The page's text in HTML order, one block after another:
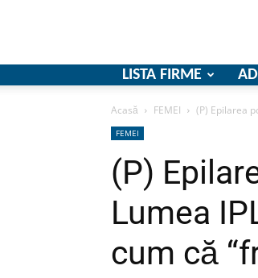
LISTA FIRME
Acasă FEMEI (P) Epilarea
FEMEI
(P)
Lumea
cum că